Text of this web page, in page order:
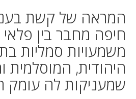
המראה של קשת
חיפה מחבר בין
משמעויות סמליות
היהודית, המוסלמית
שמעניקות לה עומק